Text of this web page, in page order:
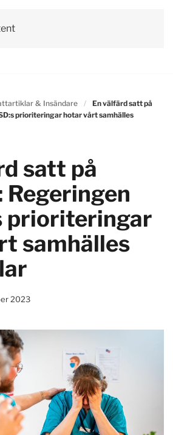
& Insändare
En välfärd satt på
prioriteringar hotar vårt samhälles
satt på
prioriteringar
samhälles
2023